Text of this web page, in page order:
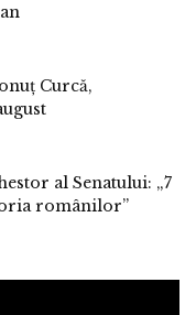
Curcă,
al Senatului: „7
românilor”